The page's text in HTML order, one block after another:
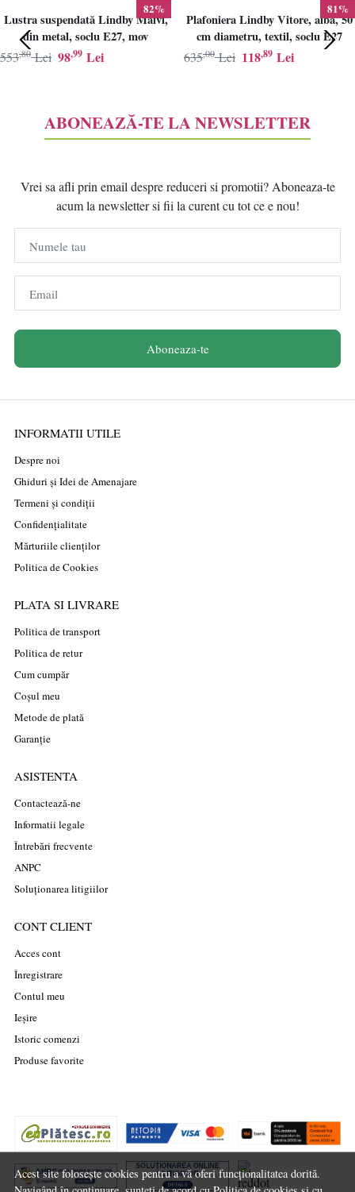
Acest site folosește cookies pentru a vă oferi funcționalitatea dorită.
82%
Lustra suspendată Lindby Maivi,
din metal, soclu E27, mov
98,99 Lei
553,80 Lei
81%
Plafoniera Lindby Vitore, alba, 50
cm diametru, textil, soclu E27
118,89 Lei
635,00 Lei
ABONEAZĂ-TE LA NEWSLETTER
Vrei sa afli prin email despre reduceri si promotii? Aboneaza-te
acum la newsletter si fii la curent cu tot ce e nou!
Numele tau
Email
Aboneaza-te
INFORMATII UTILE
Despre noi
Ghiduri și Idei de Amenajare
Termeni și condiții
Confidențialitate
Mărturiile clienților
Politica de Cookies
PLATA SI LIVRARE
Politica de transport
Politica de retur
Cum cumpăr
Coșul meu
Metode de plată
Garanție
ASISTENTA
Contactează-ne
Informatii legale
Întrebări frecvente
ANPC
Soluționarea litigiilor
CONT CLIENT
Acces cont
Înregistrare
Contul meu
Ieșire
Istoric comenzi
Produse favorite